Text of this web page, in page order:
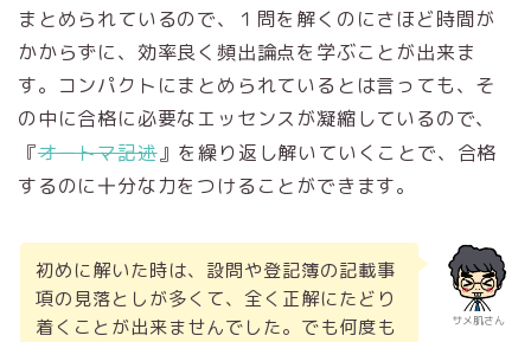
まとめられているので、１問を解くのにさほど時間が
かからずに、効率良く頻出論点を学ぶことが出来ま
す。コンパクトにまとめられているとは言っても、そ
の中に合格に必要なエッセンスが凝縮しているので、
『オートマ記述』を繰り返し解いていくことで、合格
するのに十分な力をつけることができます。
サメ肌さん
初めに解いた時は、設問や登記簿の記載事
項の見落としが多くて、全く正解にたどり
着くことが出来ませんでした。でも何度も